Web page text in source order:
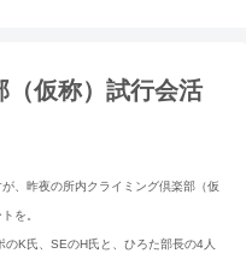
（仮称）試行会活
、昨夜の所内クライミング倶楽部（仮
を。
K氏、SEのH氏と、ひろた部長の4人